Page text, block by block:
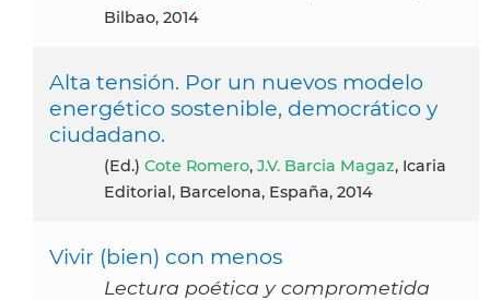
Bilbao, 2014
Alta tensión. Por un nuevos modelo
energético sostenible, democrático y
ciudadano.
(ed.) Cote Romero, J.V. Barcia Magaz, Icaria
Editorial, Barcelona, España, 2014
Vivir (bien) con menos
Lectura poética y comprometida